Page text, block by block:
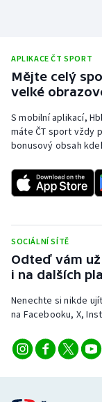
Rychlobruslení
Rychlostní
Short track
Sportovní
Triatlon
Veslování
Vodní slalom
Volejbal
Ostatní
APLIKACE ČT SPORT
Mějte celý
velké
S mobilní aplikací,
máte ČT sport vždy
bonusový obsah
SOCIÁLNÍ SÍTĚ
Odteď vám
i na dalších
Nenechte si nikde
na Facebooku, X,